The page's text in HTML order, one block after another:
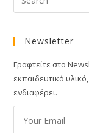
Newsletter
Γραφτείτε στο
εκπαιδευτικό
ενδιαφέρει.